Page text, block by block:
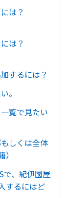
は？
は？
するには？
。
覧で見たい
しくは全体
、紀伊國屋
するにはど